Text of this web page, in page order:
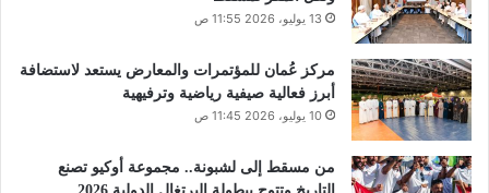
13 يوليو، 2026 11:55 ص
مركز عُمان للمؤتمرات والمعارض يستعد لاستضافة
أبرز فعالية صيفية رياضية وترفيهية
10 يوليو، 2026 11:45 ص
من مسقط إلى لشبونة.. مجموعة أوكيو تصنع